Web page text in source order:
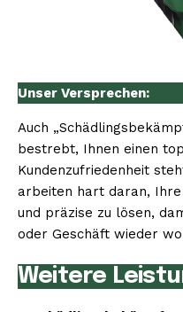
Unser Versprechen:
Auch
bestrebt, Ihnen einen
Kundenzufriedenheit
arbeiten hart daran,
und präzise zu lösen,
oder Geschäft wieder
Weitere